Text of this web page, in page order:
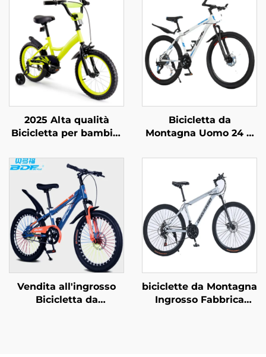
2025 Alta qualità
Bicicletta per bambini
acciaio Singola
velocità & Freno a
pedale posteriore
Design semplice e
sicuro per ragazzi e
ragazze
Bicicletta da
Montagna Uomo 24 &
Fuoristrada a Velocità
Variabile con Pedali
Normali in Acciaio per
Ingrosso con Forcella
in Acciaio
Vendita all'ingrosso
Bicicletta da
biciclette da Montagna
Ingrosso Fabbrica